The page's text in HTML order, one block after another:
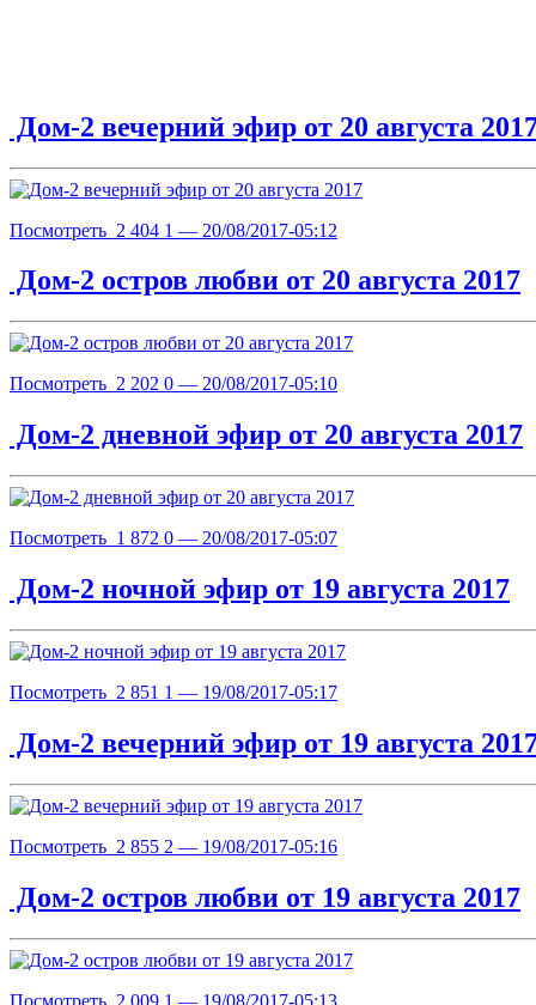
Дом-2 вечерний эфир от 20 августа
Посмотреть 2 404 1 — 20/08/2017-05:12
Дом-2 остров любви от 20 августа 2017
Посмотреть 2 202 0 — 20/08/2017-05:10
Дом-2 дневной эфир от 20 августа 2017
Посмотреть 1 872 0 — 20/08/2017-05:07
Дом-2 ночной эфир от 19 августа 2017
Посмотреть 2 851 1 — 19/08/2017-05:17
Дом-2 вечерний эфир от 19 августа
Посмотреть 2 855 2 — 19/08/2017-05:16
Дом-2 остров любви от 19 августа 2017
Посмотреть 2 009 1 — 19/08/2017-05:13